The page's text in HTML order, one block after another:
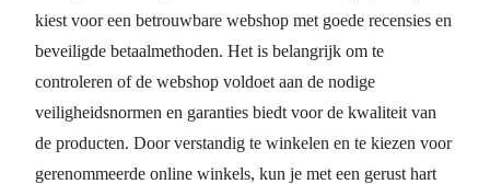
kiest voor een betrouwbare webshop met goede recensies en
beveiligde betaalmethoden. Het is belangrijk om te
controleren of de webshop voldoet aan de nodige
veiligheidsnormen en garanties biedt voor de kwaliteit van
de producten. Door verstandig te winkelen en te kiezen voor
gerenommeerde online winkels, kun je met een gerust hart